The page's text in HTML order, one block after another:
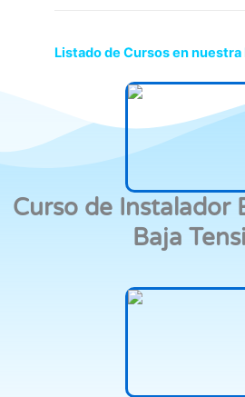
Listado de Cursos en
Curso de Instalador
Baja